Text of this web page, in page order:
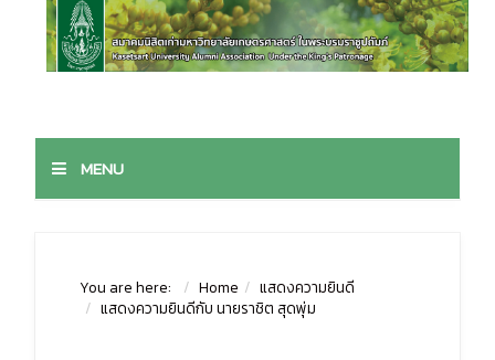
MENU
You are here: Home
แสดงความยินดี
แสดงความยินดีกับ นายราชิต สุดพุ่ม